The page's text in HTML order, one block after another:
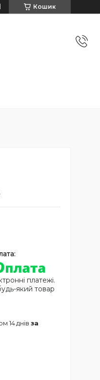
Кошик
платежі.
який товар
14 днів за